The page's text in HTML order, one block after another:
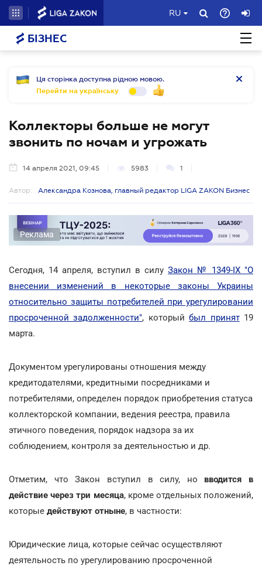
RU
БІЗНЕС
Ця сторінка доступна рідною мовою.
Перейти на українську
Коллекторы больше не могут
звонить по ночам и угрожать
14 апреля 2021, 09:45 5983 1
Автор: Александра Кознова, главный редактор LIGA ZAKON Бизнес
Реклама
Сегодня, 14 апреля, вступил в силу Закон № 1349-IX "О
внесении изменений в некоторые законы Украины
относительно защиты потребителей при урегулировании
просроченной задолженности", которыйбыл принят19
марта.
Документом урегулированы отношения между
кредитодателями, кредитными посредниками и
потребителями, определен порядок приобретения статуса
коллекторской компании, ведения реестра, правила
этичного поведения, порядок надзора за их
соблюдением, контроля за деятельностью и др.
Отметим, что Закон вступил в силу, но вводится в
действие через три месяца, кроме отдельных положений,
которые действуют отныне, в частности:
Юридические лица, которые сейчас осуществляют
деятельность по урегулированию просроченной